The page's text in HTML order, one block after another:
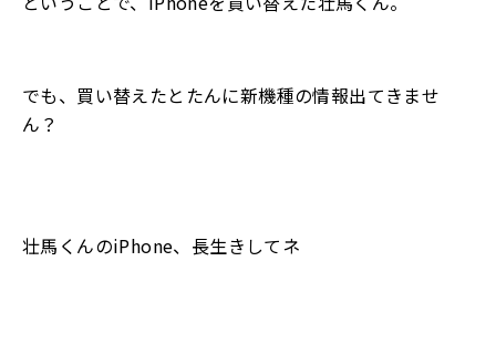
でも、買い替えたとたんに新機種の情報出てきませ
ん？
壮馬くんのiPhone、長生きしてネ